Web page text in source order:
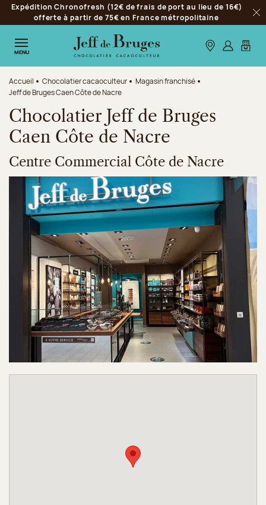
Aller à la navigation
Aller au contenu principal
Aller au pied de page
Expédition Chronofresh (12€ de frais de port au lieu de 16€)
offerte à partir de 75€ en France métropolitaine
MENU Nos boutiques
S’identifier
Mon
Accueil Chocolatier cacaoculteur
Magasin franchisé
Jeff de Bruges Caen Côte de Nacre
Chocolatier Jeff de Bruges
Caen Côte de Nacre
Centre Commercial Côte de Nacre